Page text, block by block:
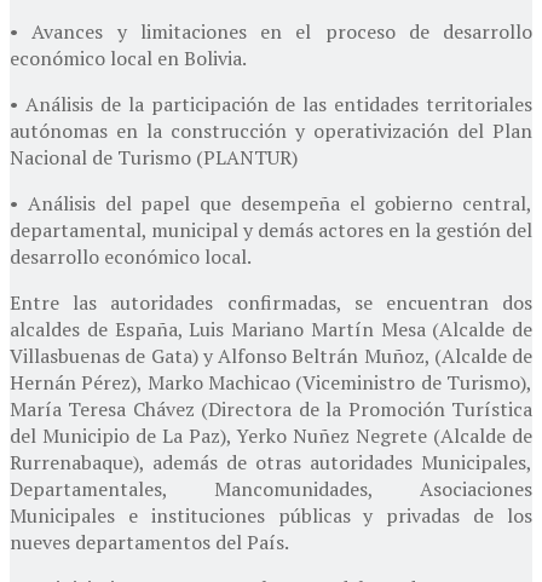
• Avances y limitaciones en el proceso de desarrollo
económico local en Bolivia.
• Análisis de la participación de las entidades territoriales
autónomas en la construcción y operativización del Plan
Nacional de Turismo (PLANTUR)
• Análisis del papel que desempeña el gobierno central,
departamental, municipal y demás actores en la gestión del
desarrollo económico local.
Entre las autoridades confirmadas, se encuentran dos
alcaldes de España, Luis Mariano Martín Mesa (Alcalde de
Villasbuenas de Gata) y Alfonso Beltrán Muñoz, (Alcalde de
Hernán Pérez), Marko Machicao (Viceministro de Turismo),
María Teresa Chávez (Directora de la Promoción Turística
del Municipio de La Paz), Yerko Nuñez Negrete (Alcalde de
Rurrenabaque), además de otras autoridades Municipales,
Departamentales, Mancomunidades, Asociaciones
Municipales e instituciones públicas y privadas de los
nueves departamentos del País.